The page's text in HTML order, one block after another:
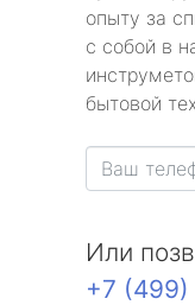
опыту за
с собой в
бытовой
Или
+7